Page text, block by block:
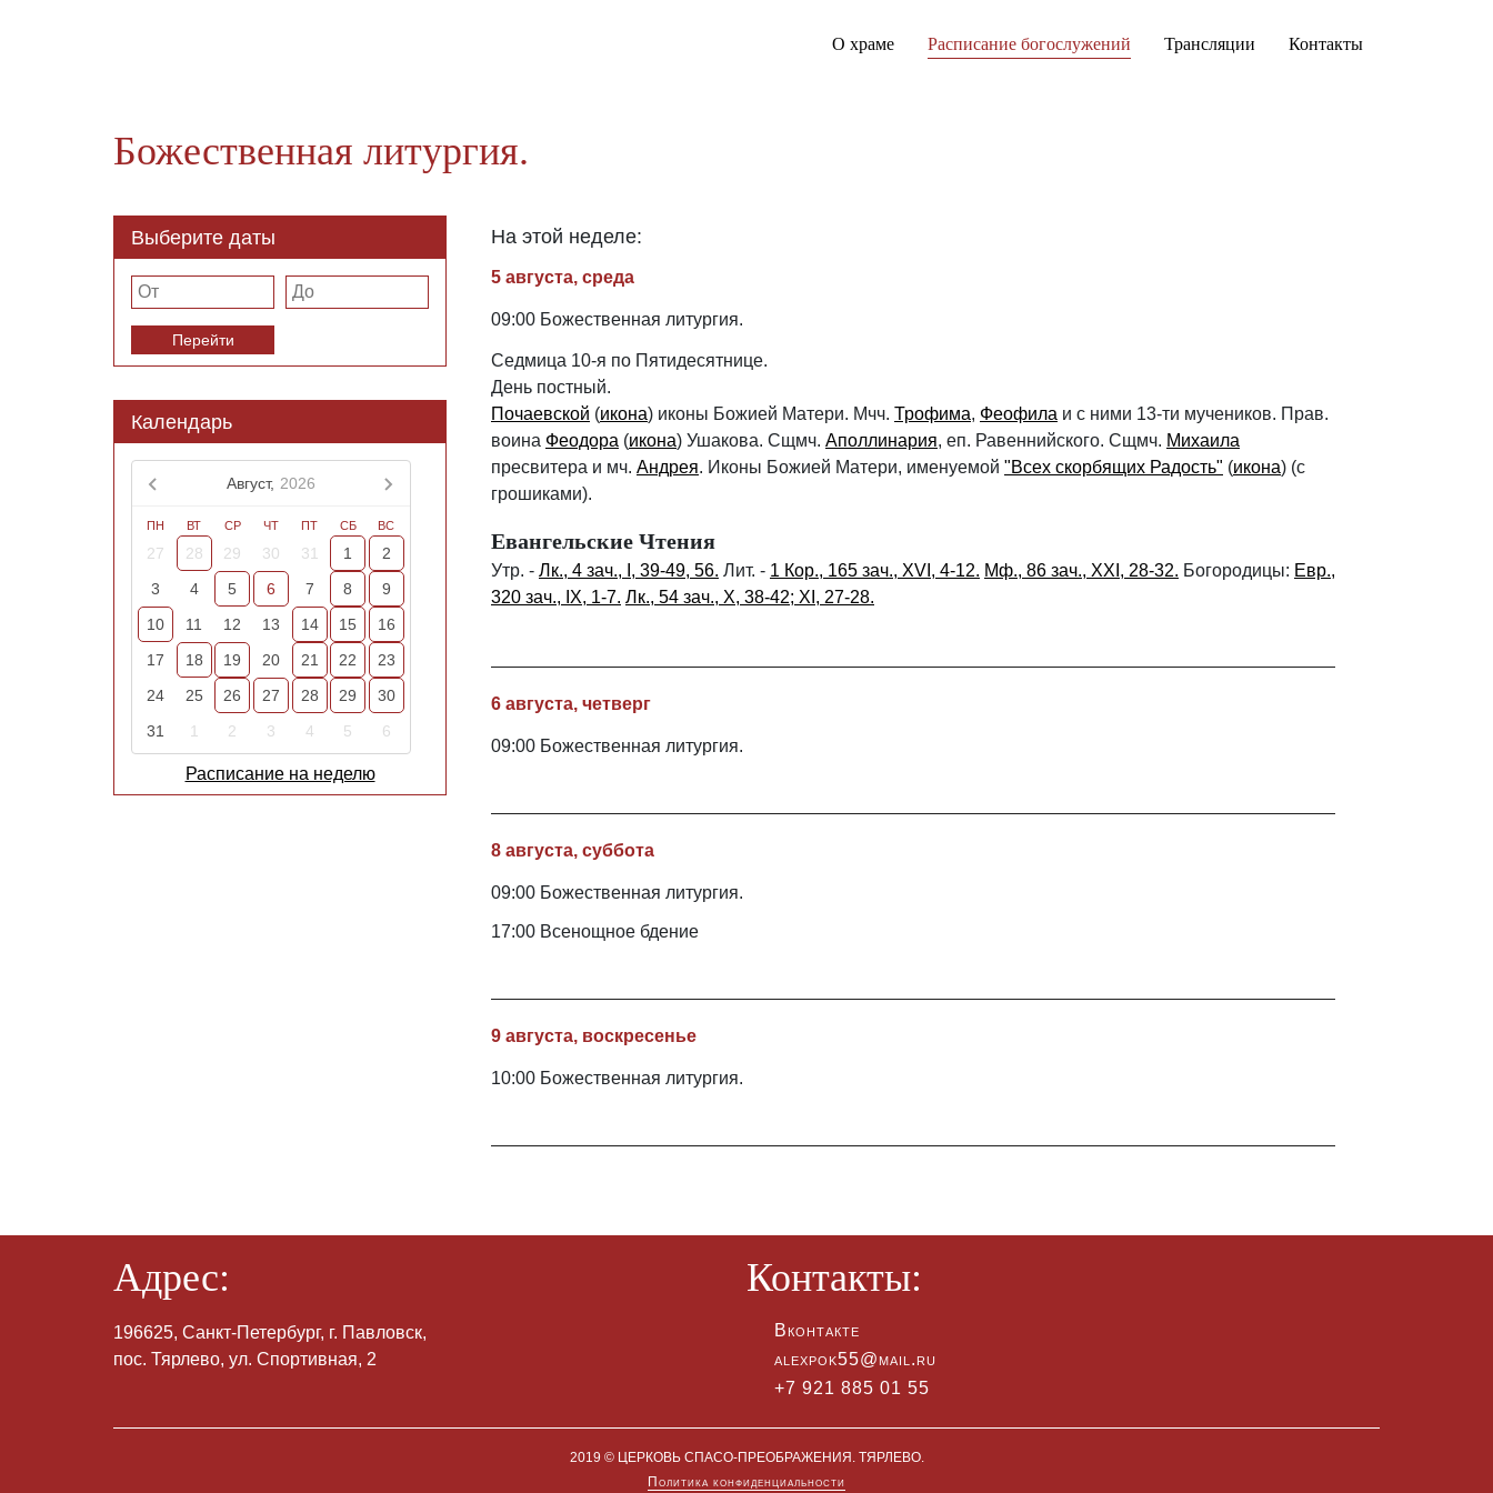
О храме Расписание богослужений Трансляции Контакты
Божественная литургия.
Выберите даты
Перейти
Календарь
Август, 2026
ПН ВТ СР ЧТ ПТ СБ ВС
27 28 29 30 31 1
2
3
4 5 6 7 8
9
10
11 12 13 14 15
16
17
18 19 20 21 22
23
24
25 26 27 28 29
30
31
1 2 3 4 5 6
Расписание на неделю
На этой неделе:
5 августа, среда
09:00 Божественная литургия.
Седмица 10-я по Пятидесятнице.
День постный.
Почаевской (икона) иконы Божией Матери. Мчч. Трофима, Феофила и с ними 13-ти мучеников. Прав.
воина Феодора (икона) Ушакова. Сщмч. Аполлинария, еп. Равеннийского. Сщмч. Михаила
пресвитера и мч. Андрея. Иконы Божией Матери, именуемой "Всех скорбящих Радость" (икона) (с
грошиками).
Евангельские Чтения
Утр. - Лк., 4 зач., I, 39-49, 56. Лит. - 1 Кор., 165 зач., XVI, 4-12. Мф., 86 зач., XXI, 28-32. Богородицы: Евр.,
320 зач., IX, 1-7. Лк., 54 зач., X, 38-42; XI, 27-28.
6 августа, четверг
09:00 Божественная литургия.
8 августа, суббота
09:00 Божественная литургия.
17:00 Всенощное бдение
9 августа, воскресенье
10:00 Божественная литургия.
Адрес:
196625, Санкт-Петербург, г. Павловск,
пос. Тярлево, ул. Спортивная, 2
Контакты:
Вконтакте
alexpok55@mail.ru
+7 921 885 01 55
2019 © ЦЕРКОВЬ СПАСО-ПРЕОБРАЖЕНИЯ. ТЯРЛЕВО.
Политика конфиденциальности